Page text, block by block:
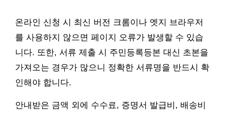
온라인 신청 시 최신 버전 크롬이나 엣지 브라우저
를 사용하지 않으면 페이지 오류가 발생할 수 있습
니다. 또한, 서류 제출 시 주민등록등본 대신 초본을
가져오는 경우가 많으니 정확한 서류명을 반드시 확
인해야 합니다.
안내받은 금액 외에 수수료, 증명서 발급비, 배송비